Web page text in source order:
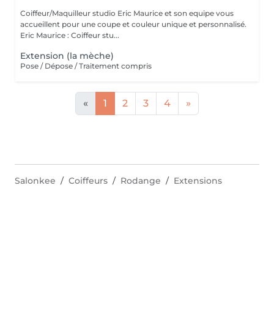
Coiffeur/Maquilleur studio Eric Maurice et son equipe vous
accueillent pour une coupe et couleur unique et personnalisé.
Eric Maurice : Coiffeur stu...
Extension (la mèche)
Pose / Dépose / Traitement compris
« 1 2 3 4 »
Salonkee Coiffeurs Rodange Extensions